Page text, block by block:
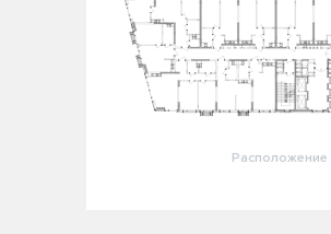
Расположение